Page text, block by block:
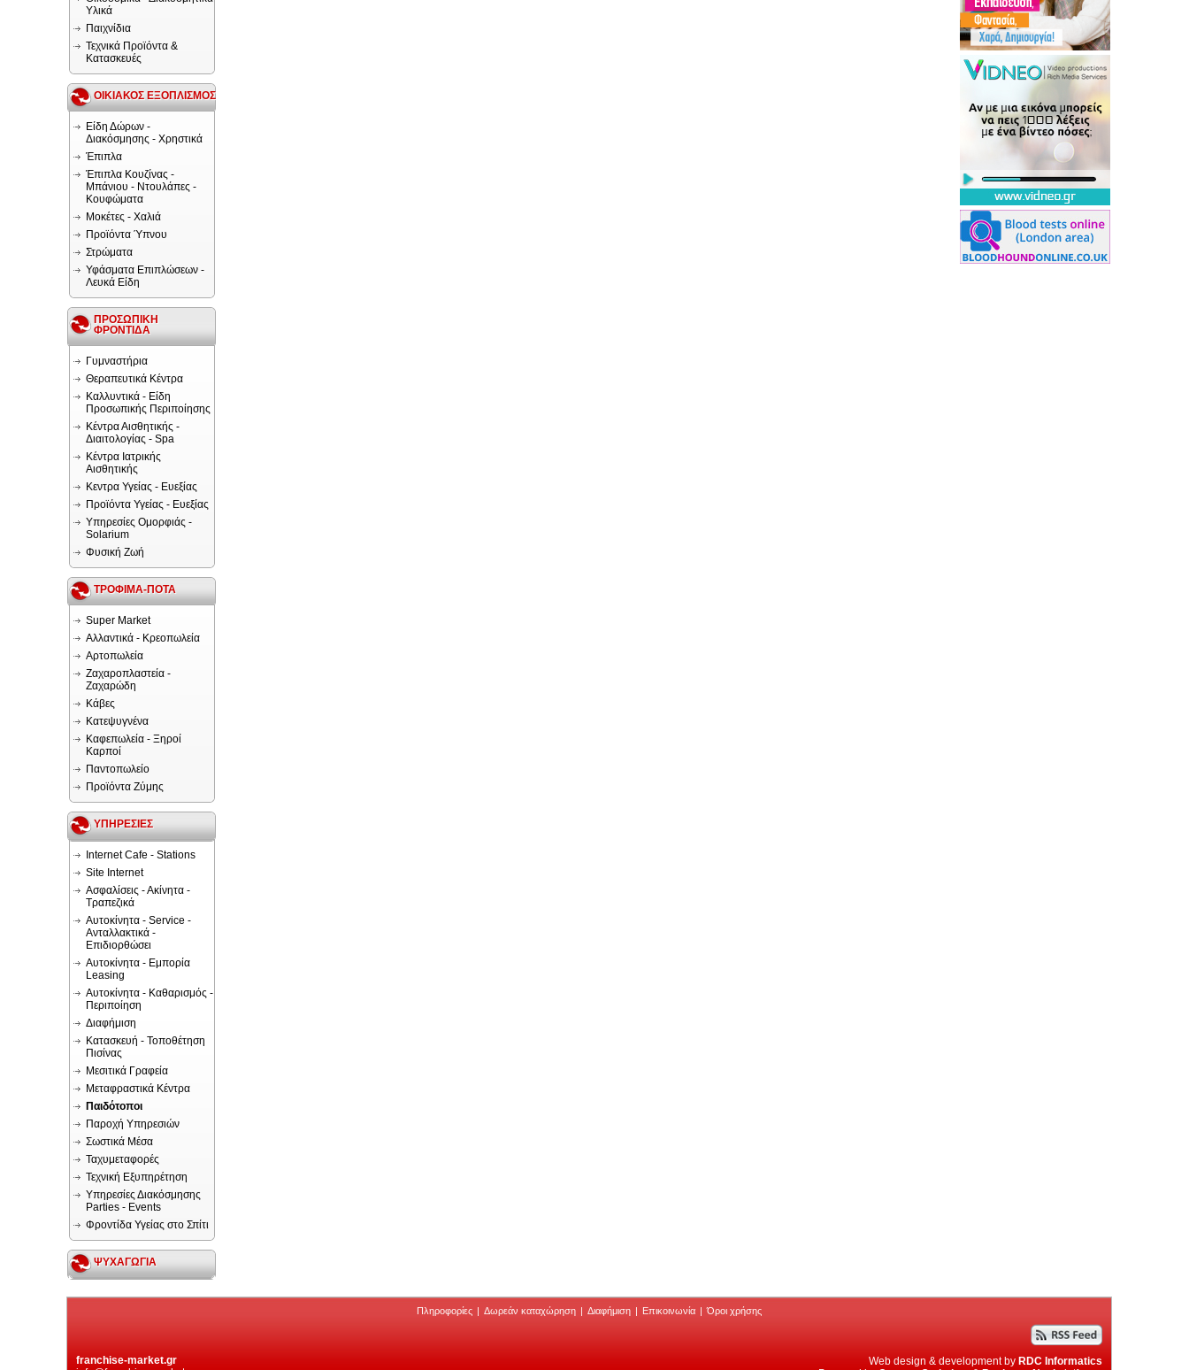
Υλικά
Παιχνίδια
Τεχνικά Προϊόντα &
Κατασκευές
ΟΙΚΙΑΚΟΣ ΕΞΟΠΛΙΣΜΟΣ
Είδη Δώρων -
Διακόσμησης - Χρηστικά
Έπιπλα
Έπιπλα Κουζίνας -
Μπάνιου - Ντουλάπες -
Κουφώματα
Μοκέτες - Χαλιά
Προϊόντα Ύπνου
Στρώματα
Υφάσματα Επιπλώσεων -
Λευκά Είδη
ΠΡΟΣΩΠΙΚΗ
ΦΡΟΝΤΙΔΑ
Γυμναστήρια
Θεραπευτικά Κέντρα
Καλλυντικά - Είδη
Προσωπικής Περιποίησης
Κέντρα Αισθητικής -
Διαιτολογίας - Spa
Κέντρα Ιατρικής
Αισθητικής
Κεντρα Υγείας - Ευεξίας
Προϊόντα Υγείας - Ευεξίας
Υπηρεσίες Ομορφιάς -
Solarium
Φυσική Ζωή
ΤΡΟΦΙΜΑ-ΠΟΤΑ
Super Market
Αλλαντικά - Κρεοπωλεία
Αρτοπωλεία
Ζαχαροπλαστεία -
Ζαχαρώδη
Κάβες
Κατεψυγνένα
Καφεπωλεία - Ξηροί
Καρποί
Παντοπωλείο
Προϊόντα Ζύμης
ΥΠΗΡΕΣΙΕΣ
Internet Cafe - Stations
Site Internet
Ασφαλίσεις - Ακίνητα -
Τραπεζικά
Αυτοκίνητα - Service -
Ανταλλακτικά -
Επιδιορθώσει
Αυτοκίνητα - Εμπορία
Leasing
Αυτοκίνητα - Καθαρισμός -
Περιποίηση
Διαφήμιση
Κατασκευή - Τοποθέτηση
Πισίνας
Μεσιτικά Γραφεία
Μεταφραστικά Κέντρα
Παιδότοποι
Παροχή Υπηρεσιών
Σωστικά Μέσα
Ταχυμεταφορές
Τεχνική Εξυπηρέτηση
Υπηρεσίες Διακόσμησης
Parties - Events
Φροντίδα Υγείας στο Σπίτι
ΨΥΧΑΓΩΓΙΑ
Πληροφορίες | Δωρεάν καταχώρηση | Διαφήμιση | Επικοινωνία | Όροι χρήσης
franchise-market.gr
Web design & development by RDC Informatics